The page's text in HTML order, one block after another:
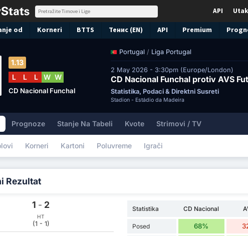
API
od Korneri BTTS Тенис (EN) API Premium
Portugal / Liga Portugal
2 May 2026 - 3:30pm (Europe/London)
CD Nacional Funchal protiv AVS
Statistika, Podaci & Direktni Susreti
Stadion - Estádio da Madeira
1.13
L
L L W W
CD Nacional Funchal
Prognoze Stanje Na Tabeli Kvote Strimovi / TV
Korneri Kartoni Poluvreme Igrači
Rezultat
1 - 2
HT
(1 - 1)
Statistika CD Nacional
Posed 68%